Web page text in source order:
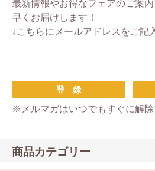
最新情報やお得なフェアのご案
早くお届けします！
↓こちらにメールアドレスをご記
※メルマガはいつでもすぐに解除
商品カテゴリー